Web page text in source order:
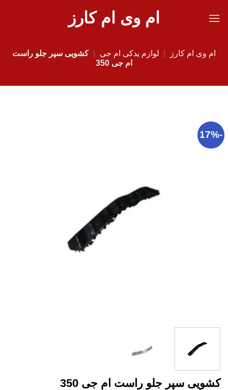
ام وی ام کارز
ام وی ام کارز لوازم یدکی ام جی
کشویی سپر جلو راست
ام جی 350
-17%
کشویی سپر جلو راست ام جی 350